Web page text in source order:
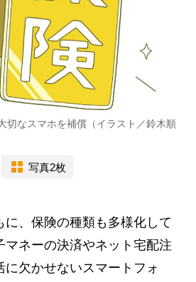
切なスマホを補償（イラスト／鈴木順
写真2枚
、保険の種類も多様化して
マネーの決済やネット宅配注
欠かせないスマートフォ